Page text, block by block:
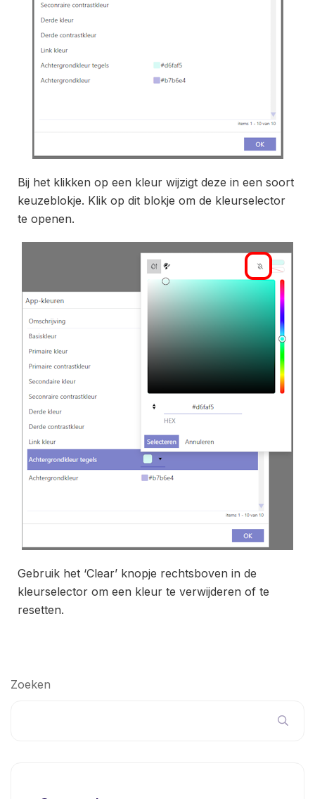
Bij het klikken op een kleur wijzigt deze in een soort
keuzeblokje. Klik op dit blokje om de kleurselector
te openen.
Gebruik het ‘Clear’ knopje rechtsboven in de
kleurselector om een kleur te verwijderen of te
resetten.
Zoeken